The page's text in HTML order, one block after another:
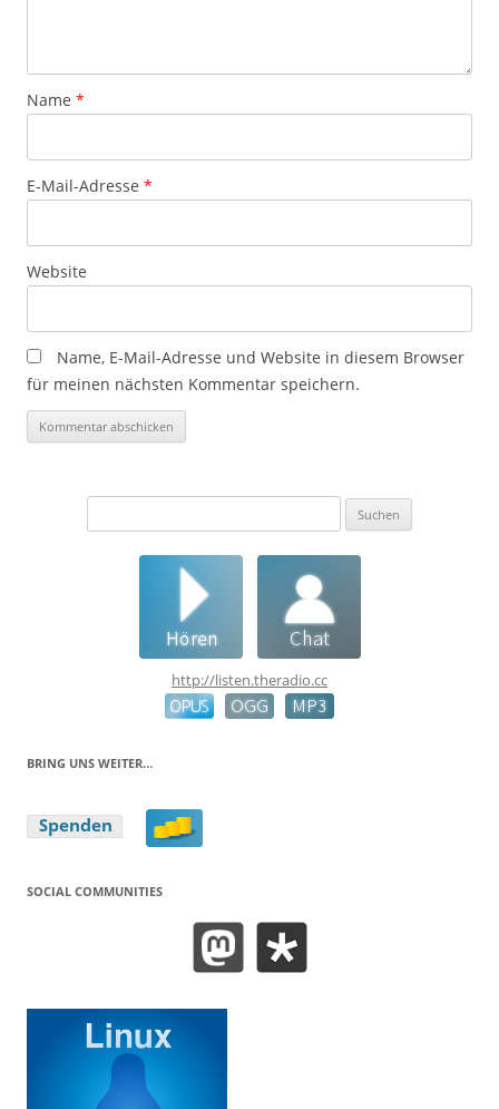
Name *
E-Mail-Adresse *
Website
Name, E-Mail-Adresse und Website in diesem Browser
für meinen nächsten Kommentar speichern.
http://listen.theradio.cc
BRING UNS WEITER…
SOCIAL COMMUNITIES